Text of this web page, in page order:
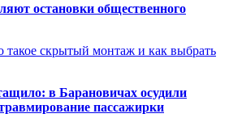
остановки общественного
такое скрытый монтаж и как выбрать
в Барановичах осудили
пассажирки